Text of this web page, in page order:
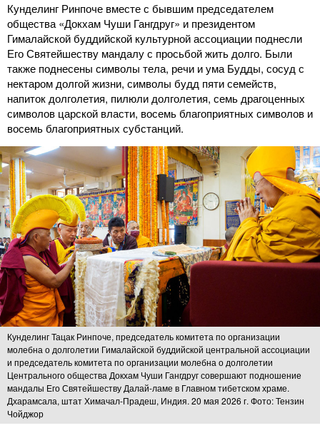
Кунделинг Ринпоче вместе с бывшим председателем
общества «Докхам Чуши Гангдруг» и президентом
Гималайской буддийской культурной ассоциации поднесли
Его Святейшеству мандалу с просьбой жить долго. Были
также поднесены символы тела, речи и ума Будды, сосуд с
нектаром долгой жизни, символы будд пяти семейств,
напиток долголетия, пилюли долголетия, семь драгоценных
символов царской власти, восемь благоприятных символов и
восемь благоприятных субстанций.
Кунделинг Тацак Ринпоче, председатель комитета по организации
молебна о долголетии Гималайской буддийской центральной ассоциации
и председатель комитета по организации молебна о долголетии
Центрального общества Докхам Чуши Гангдруг совершают подношение
мандалы Его Святейшеству Далай-ламе в Главном тибетском храме.
Дхарамсала, штат Химачал-Прадеш, Индия. 20 мая 2026 г. Фото: Тензин
Чойджор